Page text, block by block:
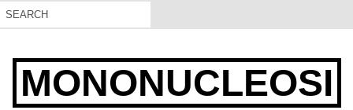
MONONUCLEOSI